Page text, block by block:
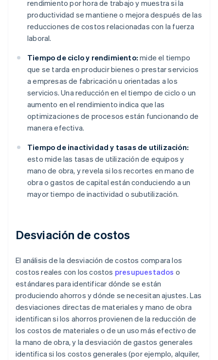
rendimiento por hora de trabajo y muestra si la
productividad se mantiene o mejora después de las
reducciones de costos relacionadas con la fuerza
laboral.
Tiempo de ciclo y rendimiento: mide el tiempo
que se tarda en producir bienes o prestar servicios
a empresas de fabricación u orientadas a los
servicios. Una reducción en el tiempo de ciclo o un
aumento en el rendimiento indica que las
optimizaciones de procesos están funcionando de
manera efectiva.
Tiempo de inactividad y tasas de utilización:
esto mide las tasas de utilización de equipos y
mano de obra, y revela si los recortes en mano de
obra o gastos de capital están conduciendo a un
mayor tiempo de inactividad o subutilización.
Desviación de costos
El análisis de la desviación de costos compara los
costos reales con los costos presupuestados o
estándares para identificar dónde se están
produciendo ahorros y dónde se necesitan ajustes. Las
desviaciones directas de materiales y mano de obra
identifican si los ahorros provienen de la reducción de
los costos de materiales o de un uso más efectivo de
la mano de obra, y la desviación de gastos generales
identifica si los costos generales (por ejemplo, alquiler,